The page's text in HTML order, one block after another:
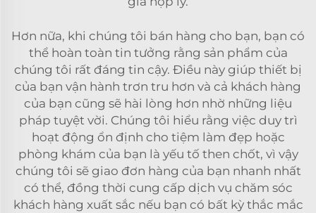
Hơn nữa, khi chúng tôi bán hàng cho bạn, bạn có
thể hoàn toàn tin tưởng rằng sản phẩm của
chúng tôi rất đáng tin cậy. Điều này giúp thiết bị
của bạn vận hành trơn tru hơn và cả khách hàng
của bạn cũng sẽ hài lòng hơn nhờ những liệu
pháp tuyệt vời. Chúng tôi hiểu rằng việc duy trì
hoạt động ổn định cho tiệm làm đẹp hoặc
phòng khám của bạn là yếu tố then chốt, vì vậy
chúng tôi sẽ giao đơn hàng của bạn nhanh nhất
có thể, đồng thời cung cấp dịch vụ chăm sóc
khách hàng xuất sắc nếu bạn có bất kỳ thắc mắc